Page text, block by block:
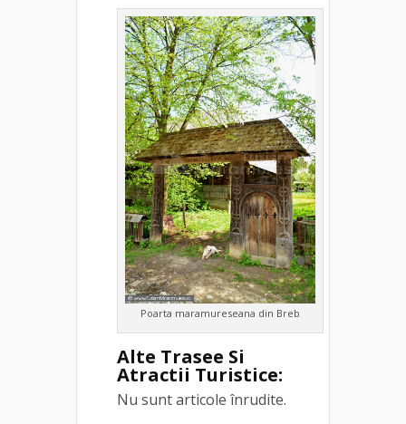
Poarta maramureseana din Breb
Alte Trasee Si
Atractii Turistice:
Nu sunt articole înrudite.